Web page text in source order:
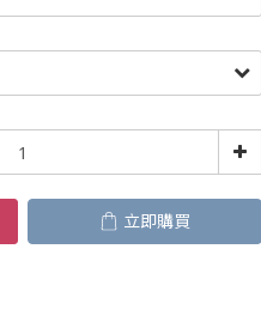
立即購買